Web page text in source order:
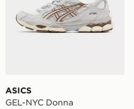
ASICS
GEL-NYC Donna